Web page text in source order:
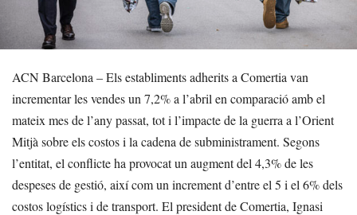
ACN Barcelona – Els establiments adherits a Comertia van
incrementar les vendes un 7,2% a l’abril en comparació amb el
mateix mes de l’any passat, tot i l’impacte de la guerra a l’Orient
Mitjà sobre els costos i la cadena de subministrament. Segons
l’entitat, el conflicte ha provocat un augment del 4,3% de les
despeses de gestió, així com un increment d’entre el 5 i el 6% dels
costos logístics i de transport. El president de Comertia, Ignasi